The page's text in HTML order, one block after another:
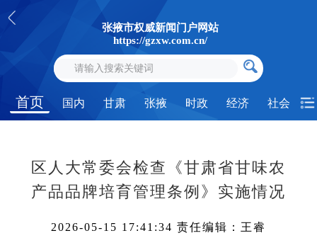
张掖市权威新闻门户网站
https://gzxw.com.cn/
首页 国内 甘肃 张掖 时政 经济 社会
区人大常委会检查《甘肃省甘味农
产品品牌培育管理条例》实施情况
2026-05-15 17:41:34 责任编辑：王睿